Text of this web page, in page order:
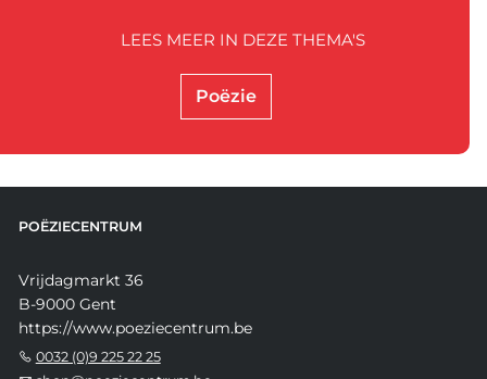
Poëzie
LEES MEER IN DEZE THEMA'S
POËZIECENTRUM
Vrijdagmarkt 36
B-9000 Gent
https://www.poeziecentrum.be
0032 (0)9 225 22 25